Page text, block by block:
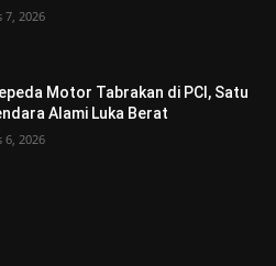
7, 2026
Motor Tabrakan di PCI, Satu
Alami Luka Berat
6, 2026